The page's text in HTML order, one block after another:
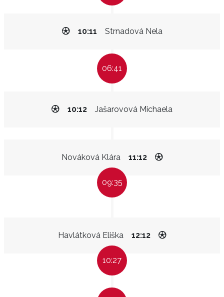
Strnadová Nela
10:11
06:41
Jašarovová Michaela
10:12
Nováková Klára 11:12
09:35
Havlátková Eliška 12:12
10:27